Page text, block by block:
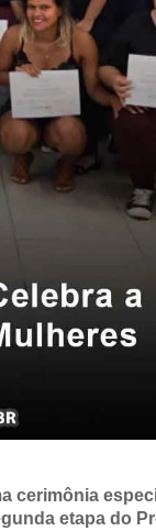
cerimônia
etapa do